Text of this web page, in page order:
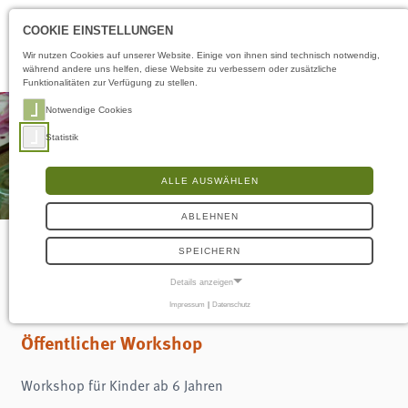
Öffnungszeiten
Sonntags-Atelier
Öffentlicher Workshop
Workshop für Kinder ab 6 Jahren
COOKIE EINSTELLUNGEN
Wir nutzen Cookies auf unserer Website. Einige von ihnen sind technisch notwendig,
während andere uns helfen, diese Website zu verbessern oder zusätzliche
Funktionalitäten zur Verfügung zu stellen.
Notwendige Cookies
Statistik
ALLE AUSWÄHLEN
ABLEHNEN
SPEICHERN
Details anzeigen
einwandfreie Funktion der Website erforderlich.
Impressum | Datenschutz